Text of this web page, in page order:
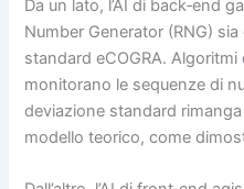
Da un lato, l’AI di back‑end
Number Generator (RNG)
standard eCOGRA. Algoritmi
monitorano le sequenze di
deviazione standard
modello teorico, come